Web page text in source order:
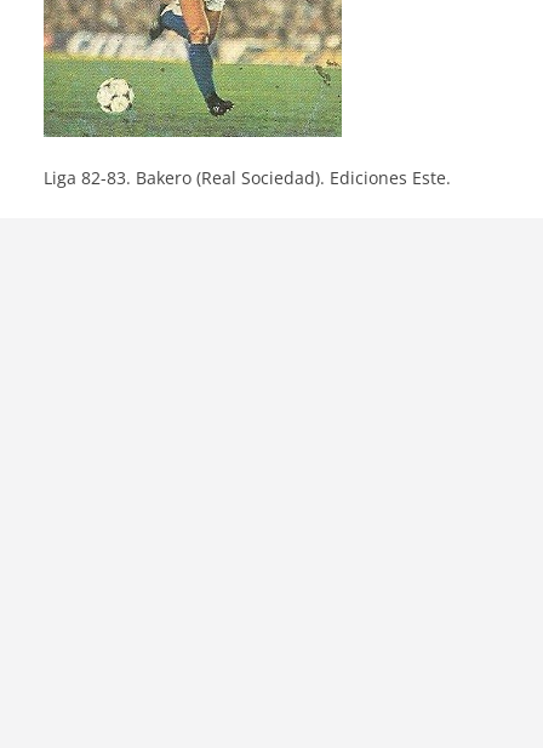
Liga 82-83. Bakero (Real Sociedad). Ediciones Este.